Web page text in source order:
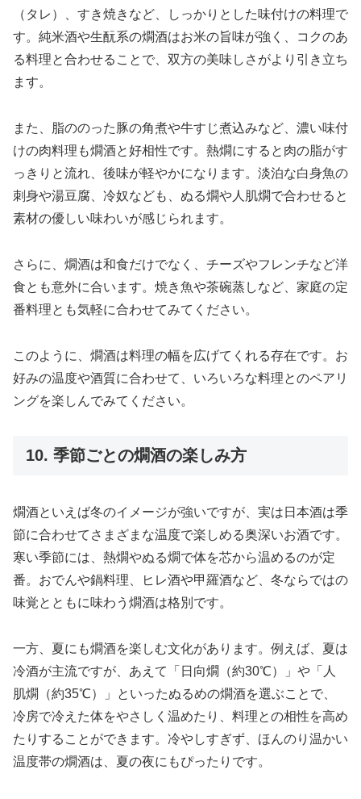
（タレ）、すき焼きなど、しっかりとした味付けの料理で
す。純米酒や生酛系の燗酒はお米の旨味が強く、コクのあ
る料理と合わせることで、双方の美味しさがより引き立ち
ます。
また、脂ののった豚の角煮や牛すじ煮込みなど、濃い味付
けの肉料理も燗酒と好相性です。熱燗にすると肉の脂がす
っきりと流れ、後味が軽やかになります。淡泊な白身魚の
刺身や湯豆腐、冷奴なども、ぬる燗や人肌燗で合わせると
素材の優しい味わいが感じられます。
さらに、燗酒は和食だけでなく、チーズやフレンチなど洋
食とも意外に合います。焼き魚や茶碗蒸しなど、家庭の定
番料理とも気軽に合わせてみてください。
このように、燗酒は料理の幅を広げてくれる存在です。お
好みの温度や酒質に合わせて、いろいろな料理とのペアリ
ングを楽しんでみてください。
10. 季節ごとの燗酒の楽しみ方
燗酒といえば冬のイメージが強いですが、実は日本酒は季
節に合わせてさまざまな温度で楽しめる奥深いお酒です。
寒い季節には、熱燗やぬる燗で体を芯から温めるのが定
番。おでんや鍋料理、ヒレ酒や甲羅酒など、冬ならではの
味覚とともに味わう燗酒は格別です。
一方、夏にも燗酒を楽しむ文化があります。例えば、夏は
冷酒が主流ですが、あえて「日向燗（約30℃）」や「人
肌燗（約35℃）」といったぬるめの燗酒を選ぶことで、
冷房で冷えた体をやさしく温めたり、料理との相性を高め
たりすることができます。冷やしすぎず、ほんのり温かい
温度帯の燗酒は、夏の夜にもぴったりです。